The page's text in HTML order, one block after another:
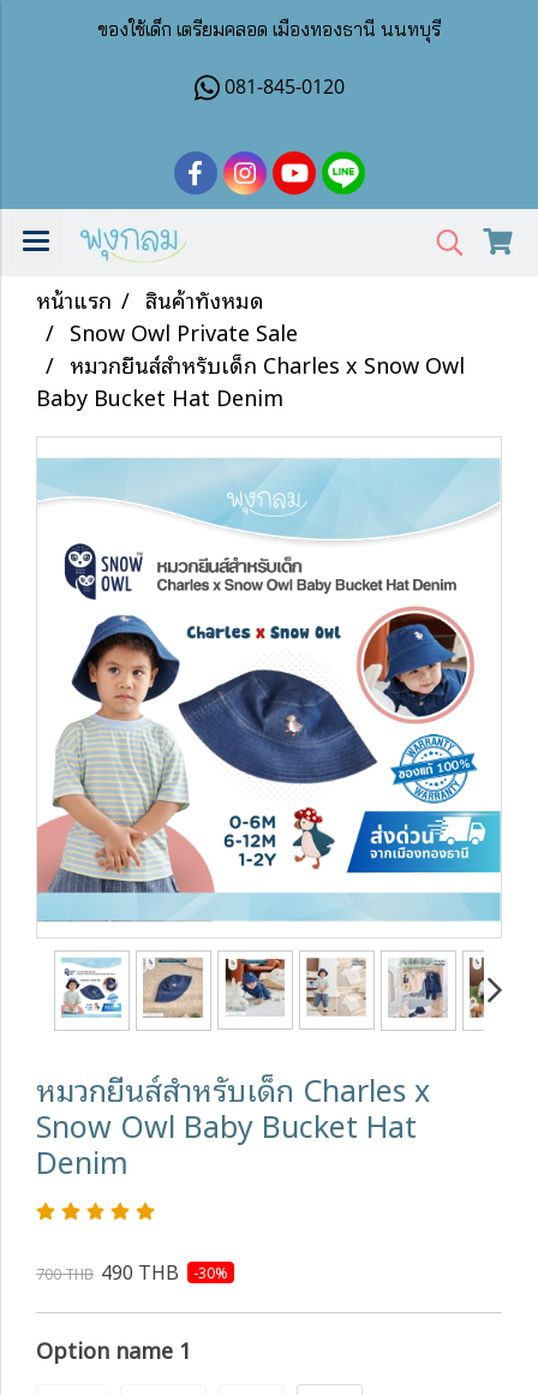
ของใช้เด็ก เตรียมคลอด เมืองทองธานี นนทบุรี
081-845-0120
หน้าแรก
สินค้าทั้งหมด
Snow Owl Private Sale
หมวกยีนส์สำหรับเด็ก Charles x Snow Owl
Baby Bucket Hat Denim
หมวกยีนส์สำหรับเด็ก Charles x
Snow Owl Baby Bucket Hat
Denim
700 THB 490 THB -30%
Option name 1